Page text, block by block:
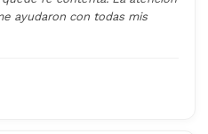
ayudaron con todas mis